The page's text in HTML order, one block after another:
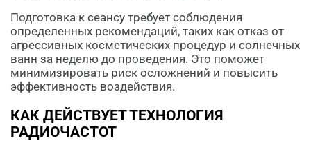
Подготовка к сеансу требует соблюдения
определенных рекомендаций, таких как отказ от
агрессивных косметических процедур и солнечных
ванн за неделю до проведения. Это поможет
минимизировать риск осложнений и повысить
эффективность воздействия.
КАК ДЕЙСТВУЕТ ТЕХНОЛОГИЯ
РАДИОЧАСТОТ